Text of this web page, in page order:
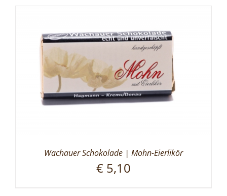
Wachauer Schokolade | Mohn-Eierlikör
€ 5,10